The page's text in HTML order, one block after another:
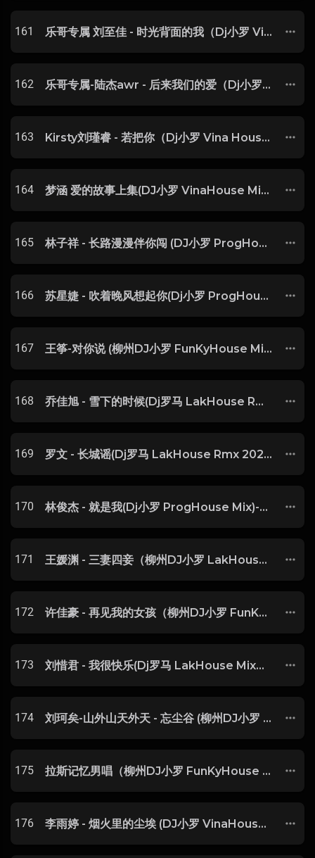
161 乐哥专属 刘至佳 - 时光背面的我（Dj小罗 Vina House Mix)
162 乐哥专属-陆杰awr - 后来我们的爱（Dj小罗 Vina House Mix)
163 Kirsty刘瑾睿 - 若把你（Dj小罗 Vina House Mix)
164 梦涵 爱的故事上集(DJ小罗 VinaHouse Mix 粤语女)-玖零DJ整理♪♫
165 林子祥 - 长路漫漫伴你闯 (DJ小罗 ProgHouse Rmx 2022)粤语
166 苏星婕 - 吹着晚风想起你(Dj小罗 ProgHouse Rmx 2023)
167 王筝-对你说 (柳州DJ小罗 FunKyHouse Mix)
168 乔佳旭 - 雪下的时候(Dj罗马 LakHouse Rmx 2023 太空鼓)-SSSSDJ整理♪♫
169 罗文 - 长城谣(Dj罗马 LakHouse Rmx 2023 粤语)
170 林俊杰 - 就是我(Dj小罗 ProgHouse Mix)-玖零DJ整理♪♫
171 王媛渊 - 三妻四妾（柳州DJ小罗 LakHouse Remix )
172 许佳豪 - 再见我的女孩（柳州DJ小罗 FunKyHouse Mix）
173 刘惜君 - 我很快乐(Dj罗马 LakHouse Mix国语女)
174 刘珂矣-山外山天外天 - 忘尘谷 (柳州DJ小罗 FunKyHouse Mix)
175 拉斯记忆男唱（柳州DJ小罗 FunKyHouse Mix）
176 李雨婷 - 烟火里的尘埃 (DJ小罗 VinaHouse Mix 2023)